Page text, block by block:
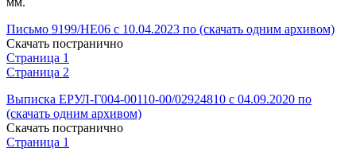
Письмо 9199/НЕ06 с 10.04.2023 по (скачать одним архивом)
Скачать постранично
Страница 1
Страница 2
Выписка ЕРУЛ-Г004-00110-00/02924810 с 04.09.2020 по
(скачать одним архивом)
Скачать постранично
Страница 1